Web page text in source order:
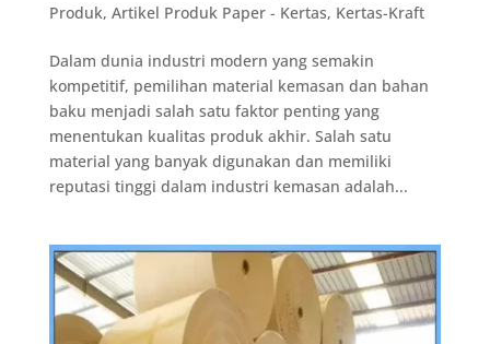
Produk, Artikel Produk Paper - Kertas, Kertas-Kraft
Dalam dunia industri modern yang semakin
kompetitif, pemilihan material kemasan dan bahan
baku menjadi salah satu faktor penting yang
menentukan kualitas produk akhir. Salah satu
material yang banyak digunakan dan memiliki
reputasi tinggi dalam industri kemasan adalah...